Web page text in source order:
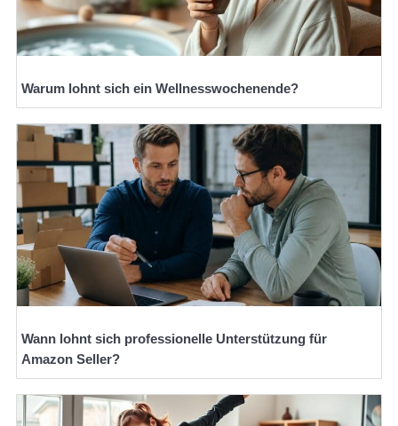
Warum lohnt sich ein Wellnesswochenende?
Wann lohnt sich professionelle Unterstützung für
Amazon Seller?